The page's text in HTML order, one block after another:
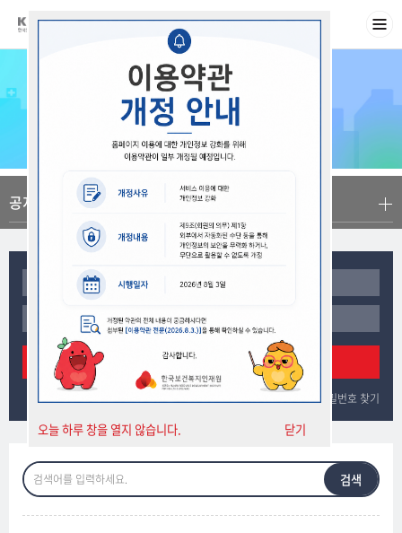
공지사항
로그인
회원가입 아이디/비밀번호 찾기
검색
오늘 하루 창을 열지 않습니다. 닫기